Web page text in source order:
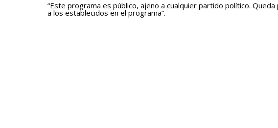
“Este programa es público, ajeno a cualquier partido político.
a los establecidos en el programa”.